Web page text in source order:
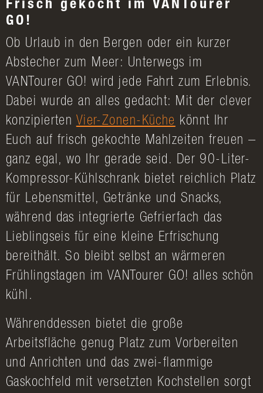
Frisch gekocht im VANTourer
GO!
Ob Urlaub in den Bergen oder ein kurzer
Abstecher zum Meer: Unterwegs im
VANTourer GO! wird jede Fahrt zum Erlebnis.
Dabei wurde an alles gedacht: Mit der clever
konzipierten Vier-Zonen-Küche könnt Ihr
Euch auf frisch gekochte Mahlzeiten freuen –
ganz egal, wo Ihr gerade seid. Der 90-Liter-
Kompressor-Kühlschrank bietet reichlich Platz
für Lebensmittel, Getränke und Snacks,
während das integrierte Gefrierfach das
Lieblingseis für eine kleine Erfrischung
bereithält. So bleibt selbst an wärmeren
Frühlingstagen im VANTourer GO! alles schön
kühl.
Währenddessen bietet die große
Arbeitsfläche genug Platz zum Vorbereiten
und Anrichten und das zwei-flammige
Gaskochfeld mit versetzten Kochstellen sorgt